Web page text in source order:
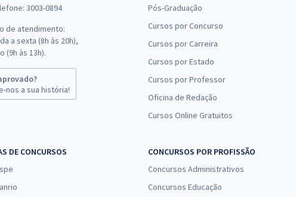
3003-0894
de atendimento:
a sexta (8h às 20h),
(9h às 13h).
nos a sua história!
Pós-Graduação
Cursos por Concurso
Cursos por Carreira
Cursos por Estado
Cursos por Professor
Oficina de Redação
Cursos Online Gratuitos
DE CONCURSOS
CONCURSOS POR PROFISSÃO
Concursos Administrativos
Concursos Educação